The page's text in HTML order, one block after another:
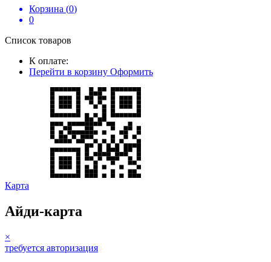
Корзина (0)
0
Список товаров
К оплате:
Перейти в корзину Оформить
Карта
Айди-карта
×
требуется авторизация